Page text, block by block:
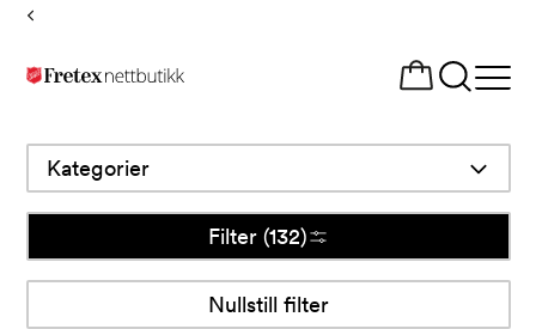
Tilbake
til
Åpne
Kategorier
Filter (132)
Nullstill filter
Nullstill